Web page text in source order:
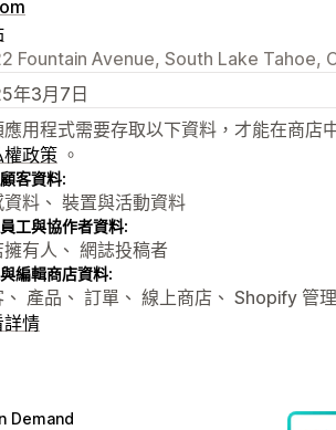
Fountain Avenue, South Lake Tahoe,
年3月7日
應用程式需要存取以下資料，才能在商店
權政策 。
客資料:
資料、 裝置與活動資料
工與協作者資料:
擁有人、 網誌投稿者
編輯商店資料:
、 產品、 訂單、 線上商店、 Shopify 管
詳情
Demand